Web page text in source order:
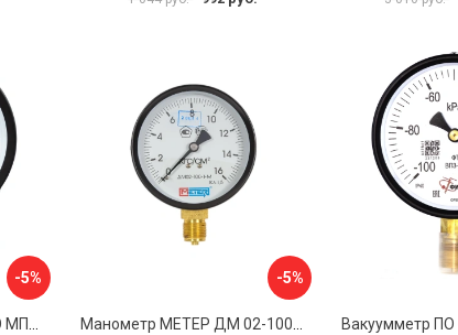
-5%
Манометр ПО Физтех, АО МП3-Уф 4687205178435
-5%
Манометр МЕТЕР ДМ 02-100-1-М 726